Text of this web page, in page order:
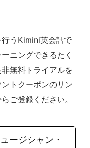
うKimini英会話で
ニングできるたく
無料トライアルを
トクーポンのリン
ご登録ください。
ュージシャン・